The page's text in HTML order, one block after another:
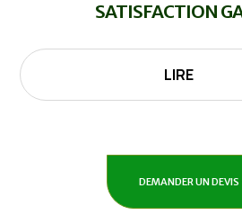
SATISFACTION
LIRE
DEMANDER UN DEVIS